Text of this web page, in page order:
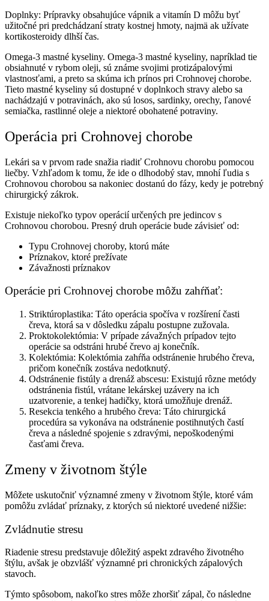
Doplnky: Prípravky obsahujúce vápnik a vitamín D môžu byť
užitočné pri predchádzaní straty kostnej hmoty, najmä ak užívate
kortikosteroidy dlhší čas.
Omega-3 mastné kyseliny. Omega-3 mastné kyseliny, napríklad tie
obsiahnuté v rybom oleji, sú známe svojimi protizápalovými
vlastnosťami, a preto sa skúma ich prínos pri Crohnovej chorobe.
Tieto mastné kyseliny sú dostupné v doplnkoch stravy alebo sa
nachádzajú v potravinách, ako sú losos, sardinky, orechy, ľanové
semiačka, rastlinné oleje a niektoré obohatené potraviny.
Operácia pri Crohnovej chorobe
Lekári sa v prvom rade snažia riadiť Crohnovu chorobu pomocou
liečby. Vzhľadom k tomu, že ide o dlhodobý stav, mnohí ľudia s
Crohnovou chorobou sa nakoniec dostanú do fázy, kedy je potrebný
chirurgický zákrok.
Existuje niekoľko typov operácií určených pre jedincov s
Crohnovou chorobou. Presný druh operácie bude závisieť od:
Typu Crohnovej choroby, ktorú máte
Príznakov, ktoré prežívate
Závažnosti príznakov
Operácie pri Crohnovej chorobe môžu zahŕňať:
Striktúroplastika: Táto operácia spočíva v rozšírení časti
čreva, ktorá sa v dôsledku zápalu postupne zužovala.
Proktokolektómia: V prípade závažných prípadov tejto
operácie sa odstráni hrubé črevo aj konečník.
Kolektómia: Kolektómia zahŕňa odstránenie hrubého čreva,
pričom konečník zostáva nedotknutý.
Odstránenie fistúly a drenáž abscesu: Existujú rôzne metódy
odstránenia fistúl, vrátane lekárskej uzávery na ich
uzatvorenie, a tenkej hadičky, ktorá umožňuje drenáž.
Resekcia tenkého a hrubého čreva: Táto chirurgická
procedúra sa vykonáva na odstránenie postihnutých častí
čreva a následné spojenie s zdravými, nepoškodenými
časťami čreva.
Zmeny v životnom štýle
Môžete uskutočniť významné zmeny v životnom štýle, ktoré vám
pomôžu zvládať príznaky, z ktorých sú niektoré uvedené nižšie:
Zvládnutie stresu
Riadenie stresu predstavuje dôležitý aspekt zdravého životného
štýlu, avšak je obzvlášť významné pri chronických zápalových
stavoch.
Týmto spôsobom, nakoľko stres môže zhoršiť zápal, čo následne